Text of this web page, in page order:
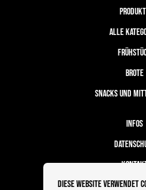
Diese Website verwendet
ALLE
BROTE
SNACKS UND
INFOS